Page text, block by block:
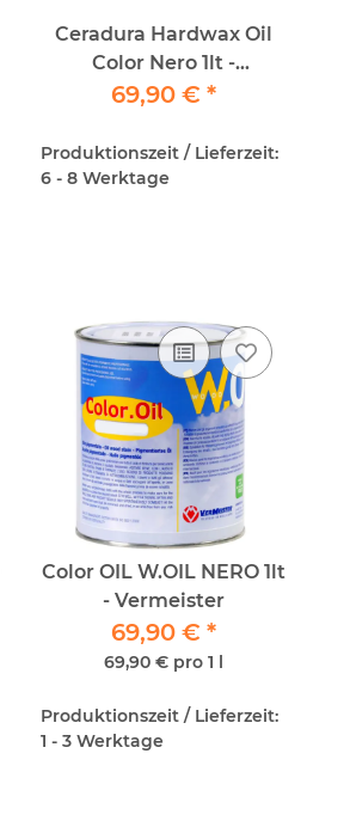
Ceradura Hardwax Oil
Color Nero 1lt -
Vermeister
69,90 € *
Produktionszeit / Lieferzeit:
6 - 8 Werktage
Color OIL W.OIL NERO 1lt
- Vermeister
69,90 € *
69,90 € pro 1 l
Produktionszeit / Lieferzeit:
1 - 3 Werktage